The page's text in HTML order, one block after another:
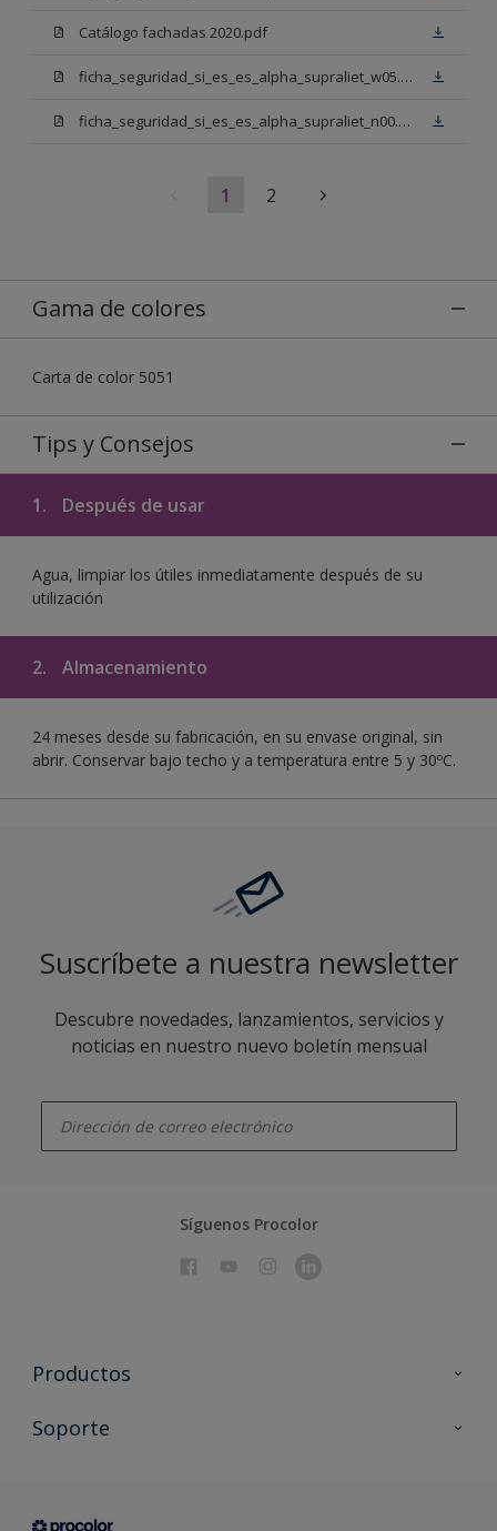
Catálogo fachadas 2020.pdf
ficha_seguridad_si_es_es_alpha_supraliet_w05.pdf
ficha_seguridad_si_es_es_alpha_supraliet_n00.pdf
1 2
Gama de colores
Carta de color 5051
Tips y Consejos
1. Después de usar
Agua, limpiar los útiles inmediatamente después de su
utilización
2. Almacenamiento
24 meses desde su fabricación, en su envase original, sin
abrir. Conservar bajo techo y a temperatura entre 5 y 30ºC.
Suscríbete a nuestra newsletter
Descubre novedades, lanzamientos, servicios y
noticias en nuestro nuevo boletín mensual
Síguenos Procolor
Productos
Todos los productos
Condiciones generales de venta
Soporte